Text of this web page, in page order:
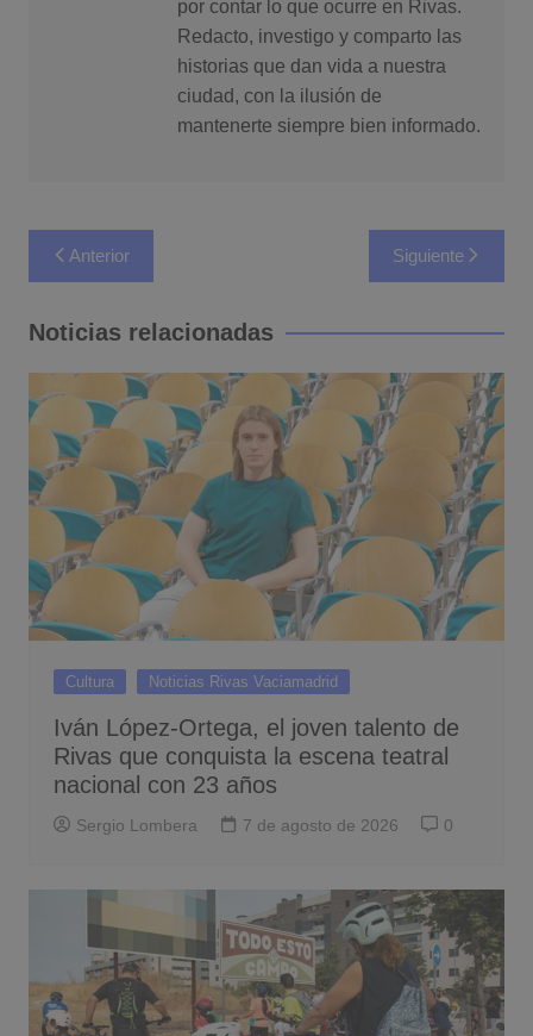
por contar lo que ocurre en Rivas.
Redacto, investigo y comparto las
historias que dan vida a nuestra
ciudad, con la ilusión de
mantenerte siempre bien informado.
Navegación
de
entradas
Anterior Siguiente
Noticias relacionadas
Cultura Noticias Rivas Vaciamadrid
Iván López-Ortega, el joven talento de
Rivas que conquista la escena teatral
nacional con 23 años
Sergio Lombera 7 de agosto de 2026 0